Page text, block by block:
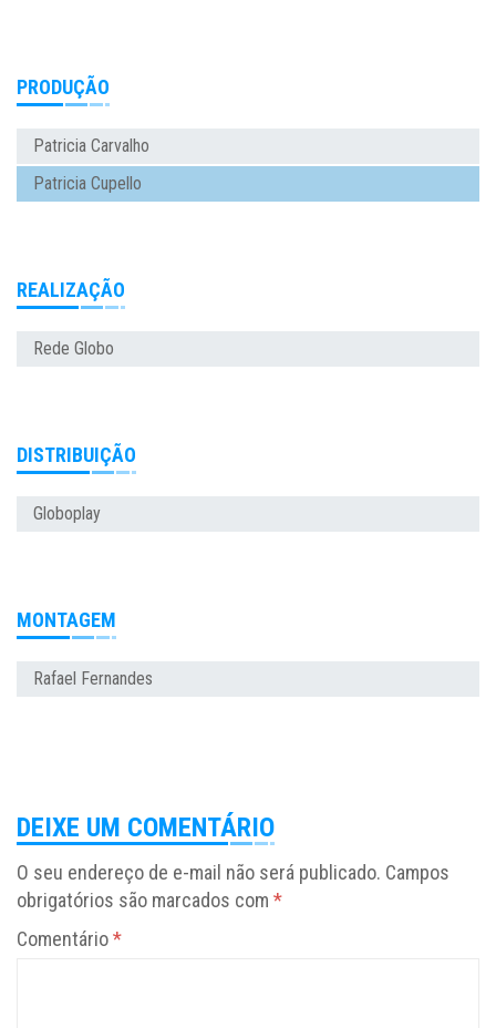
PRODUÇÃO
Patricia Carvalho
Patricia Cupello
REALIZAÇÃO
Rede Globo
DISTRIBUIÇÃO
Globoplay
MONTAGEM
Rafael Fernandes
DEIXE UM COMENTÁRIO
O seu endereço de e-mail não será publicado. Campos
obrigatórios são marcados com *
Comentário*